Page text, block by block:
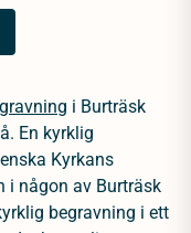
i Burträsk
En kyrklig
Kyrkans
i någon av Burträsk
begravning i ett